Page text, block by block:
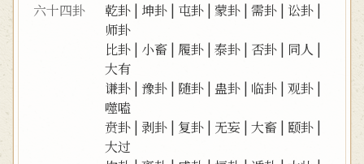
六十四卦
乾卦 | 坤卦 | 屯卦 |蒙卦 |需卦 | 讼卦 |
师卦
比卦 | 小畜 | 履卦 |泰卦 | 否卦 | 同人 |
大有
谦卦 |豫卦 | 随卦 | 蛊卦 | 临卦 |观卦 |
噬嗑
贲卦 | 剥卦 | 复卦 | 无妄 |大畜 | 颐卦 |
大过